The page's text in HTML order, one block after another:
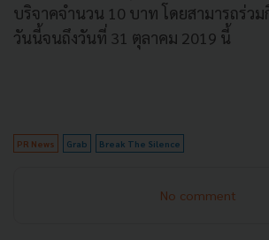
บริจาคจำนวน 10 บาท โดยสามารถร่ว
วันนี้จนถึงวันที่ 31 ตุลาคม 2019 นี้
PR News Grab Break The Silence
No comment